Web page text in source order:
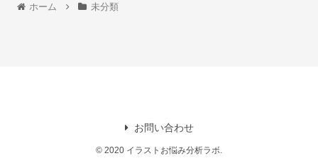
ホーム 未分類
お問い合わせ
© 2020 イラストお悩み分析ラボ.